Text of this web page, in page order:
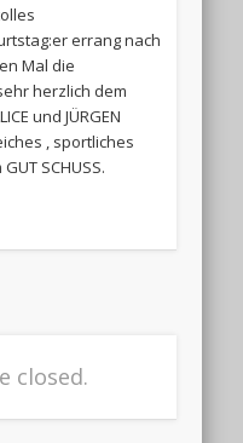
errang nach
Mal die
herzlich dem
und JÜRGEN
, sportliches
SCHUSS.
closed.